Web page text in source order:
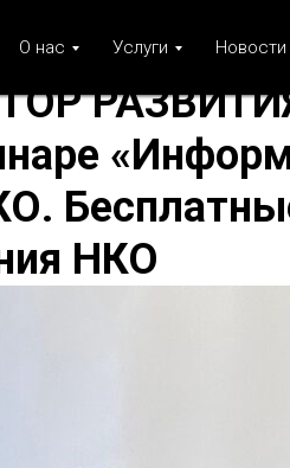
О нас Услуги Новости
НКО